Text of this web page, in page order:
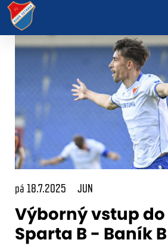
pá 18.7.2025 JUN
Výborný vstup do
Sparta B - Baník B